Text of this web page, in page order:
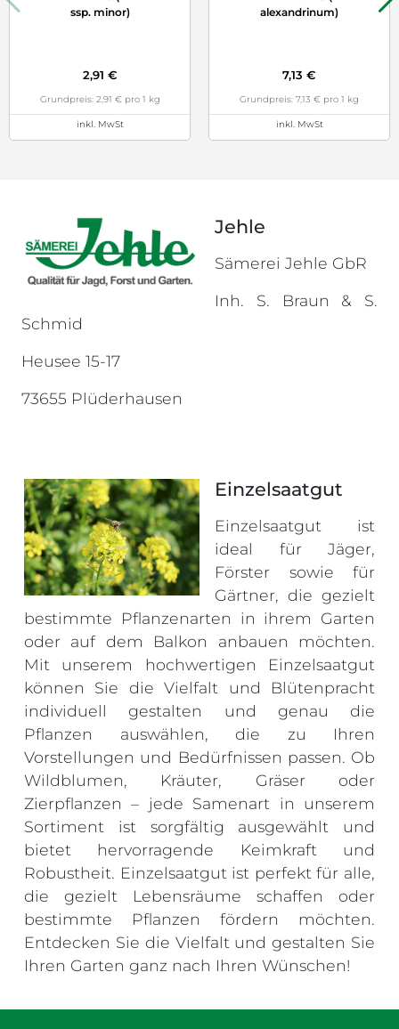
ssp. minor)
2,91 €
Grundpreis: 2,91 € pro 1 kg
inkl. MwSt
alexandrinum)
7,13 €
Grundpreis: 7,13 € pro 1 kg
inkl. MwSt
Jehle
Sämerei Jehle GbR
Inh. S. Braun & S.
Schmid
Heusee 15-17
73655 Plüderhausen
Einzelsaatgut
Einzelsaatgut ist
ideal für Jäger,
Förster sowie für
Gärtner, die gezielt
bestimmte Pflanzenarten in ihrem Garten
oder auf dem Balkon anbauen möchten.
Mit unserem hochwertigen Einzelsaatgut
können Sie die Vielfalt und Blütenpracht
individuell gestalten und genau die
Pflanzen auswählen, die zu Ihren
Vorstellungen und Bedürfnissen passen. Ob
Wildblumen, Kräuter, Gräser oder
Zierpflanzen – jede Samenart in unserem
Sortiment ist sorgfältig ausgewählt und
bietet hervorragende Keimkraft und
Robustheit. Einzelsaatgut ist perfekt für alle,
die gezielt Lebensräume schaffen oder
bestimmte Pflanzen fördern möchten.
Entdecken Sie die Vielfalt und gestalten Sie
Ihren Garten ganz nach Ihren Wünschen!